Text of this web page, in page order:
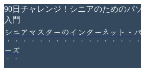
90日チャレンジ！シニアのためのパ
入門
シニアマスターのインターネット・
ーズ